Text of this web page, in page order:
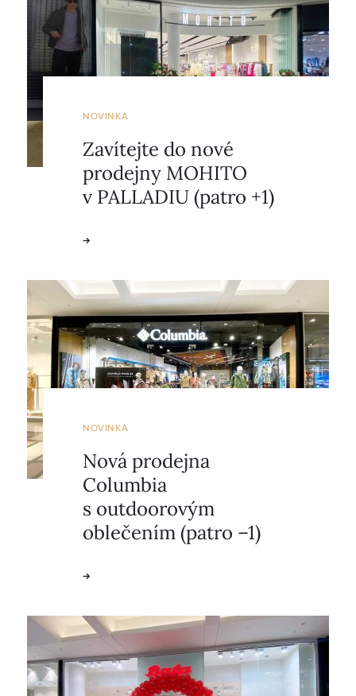
NOVINKA
Zavítejte do nové
prodejny MOHITO
v PALLADIU (patro +1)
NOVINKA
Nová prodejna
Columbia
s outdoorovým
oblečením (patro –1)